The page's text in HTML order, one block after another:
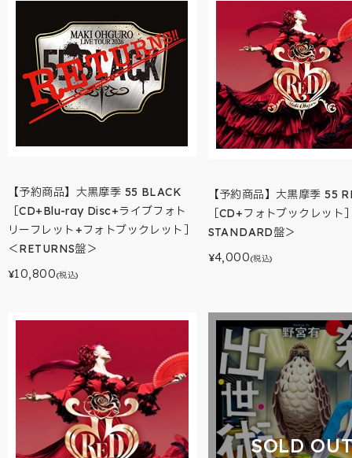
【予約商品】大黒摩季 55 BLACK
［CD+Blu-ray Disc+ライブフォト
リーフレット+フォトブックレット］
＜RETURNS盤＞
¥10,800(税込)
【予約商品】大黒摩季 55
［CD+フォトブックレット
STANDARD盤＞
¥4,000(税込)
SOLD